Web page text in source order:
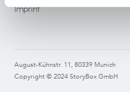
Imprint
Copyright © 2024 StoryBox GmbH
August-Kühnstr. 11, 80339 Munich